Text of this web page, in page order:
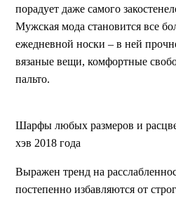
порадует даже самого
Мужская мода становится все
ежедневной носки – в ней
вязаные вещи, комфортные
пальто.
Шарфы любых размеров и
хэв 2018 года
Выражен тренд на
постепенно избавляются от